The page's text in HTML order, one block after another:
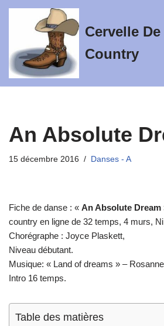
contenu
Cervelle De
Country
An Absolute
15 décembre 2016 Danses - A
Fiche de danse : « An Absolute Dream
country en ligne de 32 temps, 4 murs,
Chorégraphe : Joyce Plaskett,
Niveau débutant.
Musique: « Land of dreams » –
Intro 16 temps.
Table des matières